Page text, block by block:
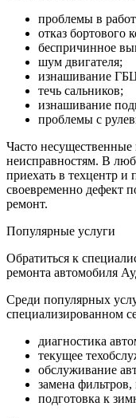
проблемы в
отказ бортового
беспричинное
шум двигателя;
изнашивание
течь сальников;
изнашивание
проблемы с
Часто
неисправностям. В
приехать в техцентр
своевременно дефект
ремонт.
Популярные услуги
Обратиться к
ремонта автомобиля
Среди популярных
специализированном
диагностика
текущее
обслуживание
замена
подготовка к